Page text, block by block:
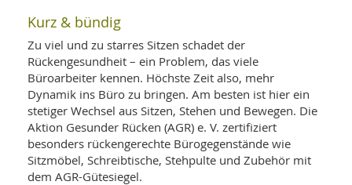
Kurz & bündig
Zu viel und zu starres Sitzen schadet der
Rückengesundheit – ein Problem, das viele
Büroarbeiter kennen. Höchste Zeit also, mehr
Dynamik ins Büro zu bringen. Am besten ist hier ein
stetiger Wechsel aus Sitzen, Stehen und Bewegen. Die
Aktion Gesunder Rücken (AGR) e. V. zertifiziert
besonders rückengerechte Bürogegenstände wie
Sitzmöbel, Schreibtische, Stehpulte und Zubehör mit
dem AGR-Gütesiegel.